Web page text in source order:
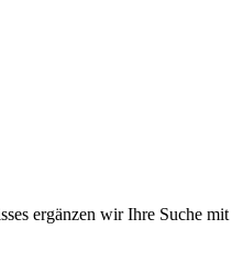
ergänzen wir Ihre Suche mit